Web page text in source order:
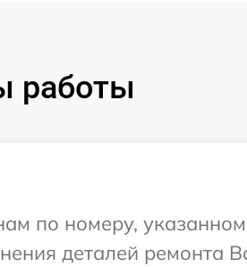
работы
по номеру,
деталей ремонта